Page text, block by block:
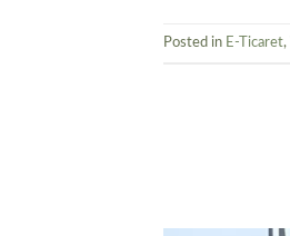
Posted in E-Ticaret,